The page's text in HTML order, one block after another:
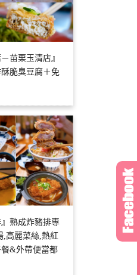
苗栗玉清店』
脆臭豆腐＋免
熟成炸豬排專
高麗菜絲,熱紅
&外帶便當都